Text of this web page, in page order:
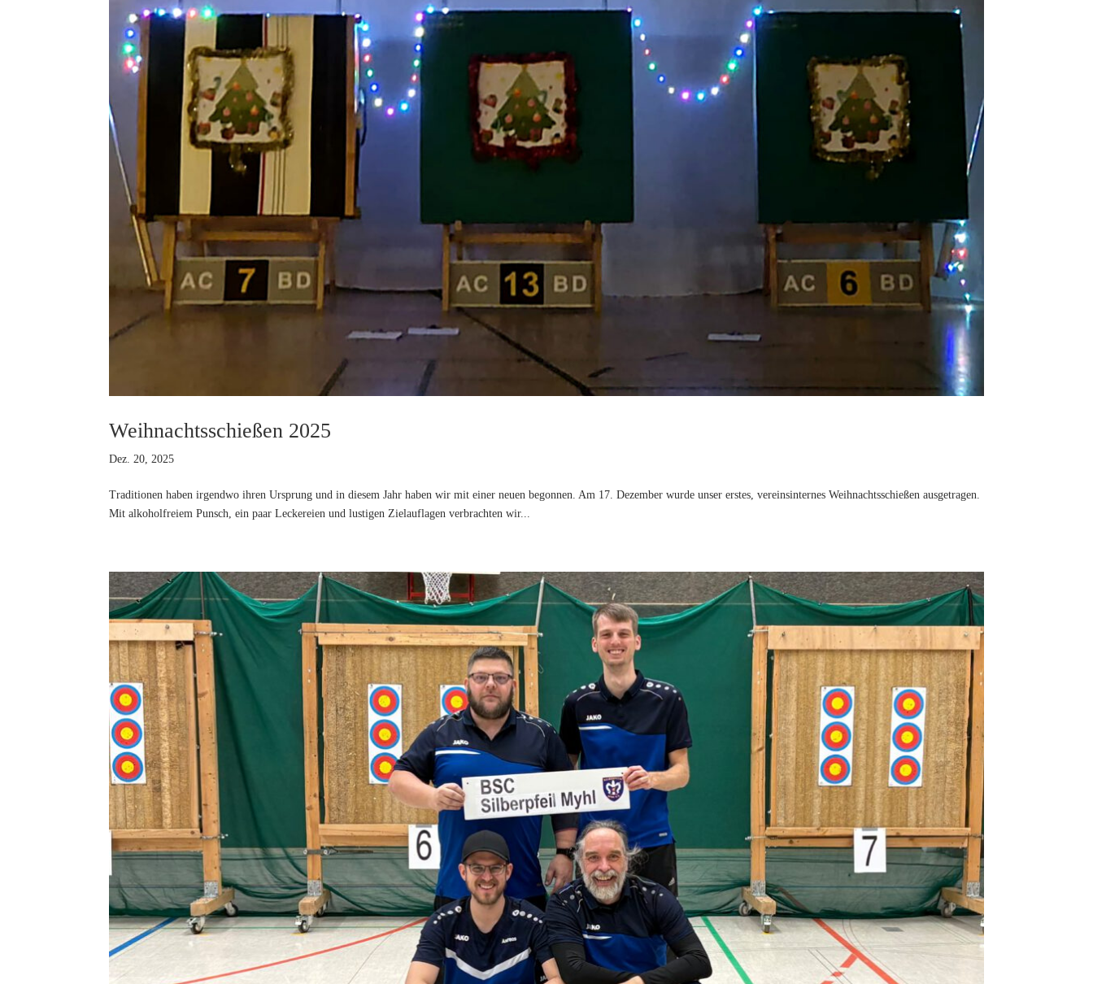
Weihnachtsschießen 2025
Dez. 20, 2025
Traditionen haben irgendwo ihren Ursprung und in diesem Jahr haben wir mit einer neuen begonnen. Am 17. Dezember wurde unser erstes, vereinsinternes Weihnachtsschießen ausgetragen.
Mit alkoholfreiem Punsch, ein paar Leckereien und lustigen Zielauflagen verbrachten wir...